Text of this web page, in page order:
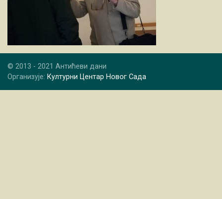
© 2013 - 2021 Антићеви дани
Организује: Културни Центар Новог Сада